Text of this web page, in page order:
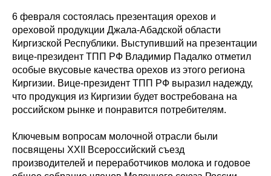
6 февраля состоялась презентация орехов и
ореховой продукции Джала-Абадской области
Киргизской Республики. Выступивший на презентации
вице-президент ТПП РФ Владимир Падалко отметил
особые вкусовые качества орехов из этого региона
Киргизии. Вице-президент ТПП РФ выразил надежду,
что продукция из Киргизии будет востребована на
российском рынке и понравится потребителям.
Ключевым вопросам молочной отрасли были
посвящены XXII Всероссийский съезд
производителей и переработчиков молока и годовое